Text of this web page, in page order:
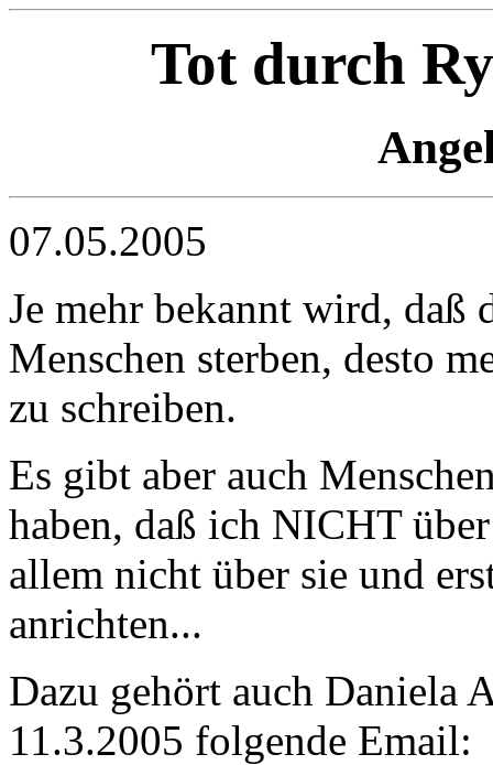
Tot durch
07.05.2005
Je mehr bekannt wird, daß
Menschen sterben, desto
zu schreiben.
Es gibt aber auch
haben, daß ich NICHT
allem nicht über sie und
anrichten...
Dazu gehört auch Daniela
11.3.2005 folgende Email: